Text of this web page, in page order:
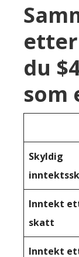
du
som
Skyldig
Inntekt
skatt
Inntekt